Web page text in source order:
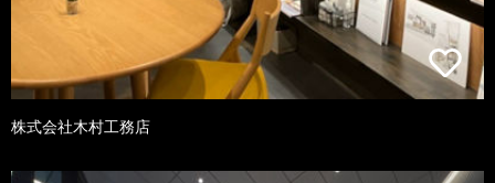
株式会社木村工務店